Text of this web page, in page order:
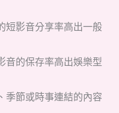
短影音分享率高出一般
音的保存率高出娛樂型
季節或時事連結的內容